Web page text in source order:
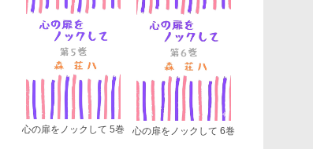
心の扉をノックして 5巻 心の扉をノックして 6巻